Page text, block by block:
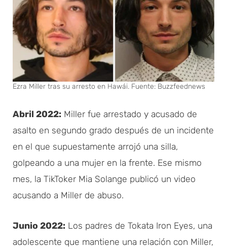
Ezra Miller tras su arresto en Hawái. Fuente: Buzzfeednews
Abril 2022: Miller fue arrestado y acusado de
asalto en segundo grado después de un incidente
en el que supuestamente arrojó una silla,
golpeando a una mujer en la frente. Ese mismo
mes, la TikToker Mia Solange publicó un video
acusando a Miller de abuso.
Junio 2022: Los padres de Tokata Iron Eyes, una
adolescente que mantiene una relación con Miller,